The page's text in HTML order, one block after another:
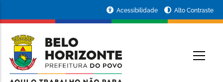
conteúdo
principal
da
Prefeitura
de
Acessibilidade Alto Contraste